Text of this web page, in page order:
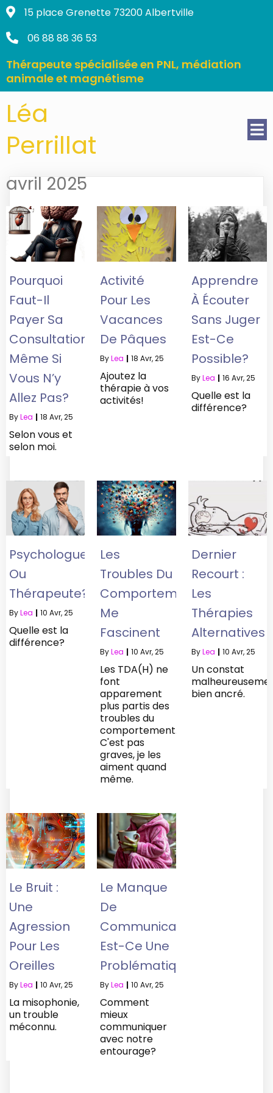
15 place Grenette 73200 Albertville
06 88 88 36 53
Thérapeute spécialiséeen PNL, médiation
animale et magnétisme
Léa
Perrillat
avril 2025
Pourquoi
Faut-Il
Payer Sa
Consultation
Même Si
Vous N’y
Allez Pas?
ByLea | 18 Avr, 25
Selon vous et
selon moi.
Activité
Pour Les
Vacances
De Pâques
ByLea | 18 Avr, 25
Ajoutez la
thérapie à vos
activités!
Apprendre
À Écouter
Sans Juger
Est-Ce
Possible?
ByLea | 16 Avr, 25
Quelle est la
différence?
Psychologue
Ou
Thérapeute?
ByLea | 10 Avr, 25
Quelle est la
différence?
Les
Troubles Du
Comportement
Me
Fascinent
ByLea | 10 Avr, 25
Les TDA(H) ne
font
apparement
plus partis des
troubles du
comportement.
C'est pas
graves, je les
aiment quand
même.
Dernier
Recourt :
Les
Thérapies
Alternatives
ByLea | 10 Avr, 25
Un constat
bien ancré.
Le Bruit :
Une
Agression
Pour Les
Oreilles
ByLea | 10 Avr, 25
La misophonie,
un trouble
méconnu.
Le Manque
De
Communication
Est-Ce Une
Problématique?
ByLea | 10 Avr, 25
Comment
mieux
communiquer
avec notre
entourage?